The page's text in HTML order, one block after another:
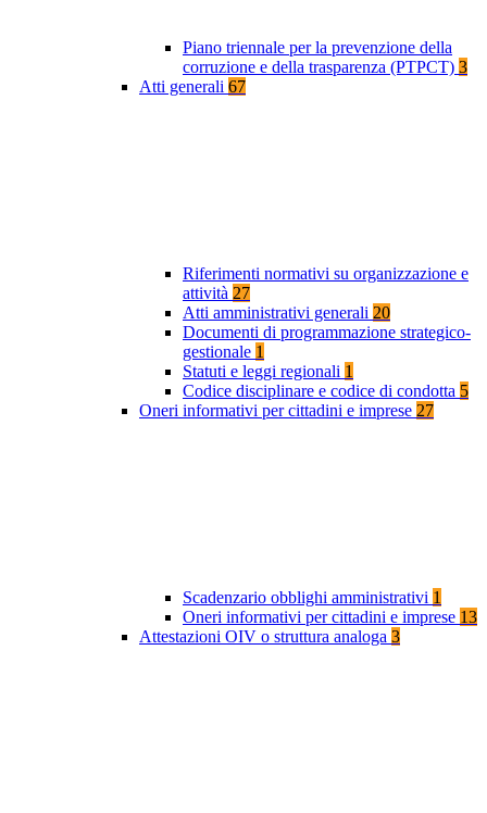
Piano triennale per la prevenzione della
corruzione e della trasparenza (PTPCT) 3
Atti generali 67
Riferimenti normativi su organizzazione e
attività 27
Atti amministrativi generali 20
Documenti di programmazione strategico-
gestionale 1
Statuti e leggi regionali 1
Codice disciplinare e codice di condotta 5
Oneri informativi per cittadini e imprese 27
Scadenzario obblighi amministrativi 1
Oneri informativi per cittadini e imprese 13
Attestazioni OIV o struttura analoga 3